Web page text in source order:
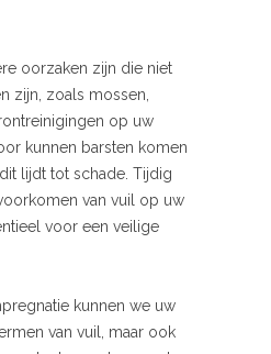
oorzaken zijn die niet
zijn, zoals mossen,
op uw
kunnen barsten komen
lijdt tot schade. Tijdig
van vuil op uw
voor een veilige
kunnen we uw
van vuil, maar ook